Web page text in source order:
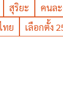
สุริยะ
คนล
ทย
เลือกตั้ง